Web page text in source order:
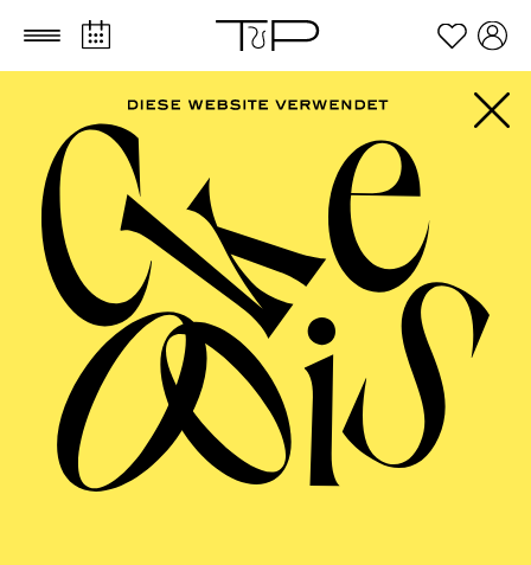
Zum Hauptinhalt springen Zum Footer springen
FILTER
SEPTEMBER 2026
PHILHARMONIE ESSEN
Friday
04.09.2026
20:00 - 23:00
Alfried Krupp Saal